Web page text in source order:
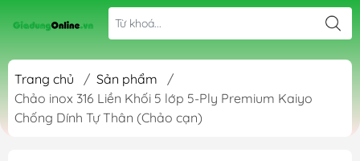
Trang chủ / Sản phẩm
/
Chảo inox 316 Liền Khối 5 lớp 5-Ply Premium Kaiyo
Chống Dính Tự Thân (Chảo cạn)